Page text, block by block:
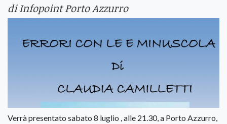
di Infopoint Porto Azzurro
Verrà presentato sabato 8 luglio , alle 21.30, a Porto Azzurro,